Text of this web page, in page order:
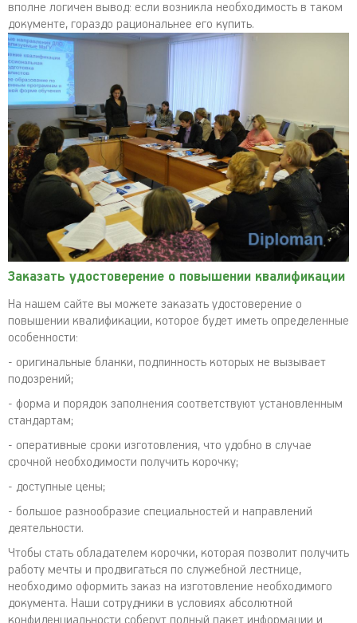
вполне логичен вывод: если возникла необходимость в таком
документе, гораздо рациональнее его купить.
Заказать удостоверение о повышении квалификации
На нашем сайте вы можете заказать удостоверение о
повышении квалификации, которое будет иметь определенные
особенности:
- оригинальные бланки, подлинность которых не вызывает
подозрений;
- форма и порядок заполнения соответствуют установленным
стандартам;
- оперативные сроки изготовления, что удобно в случае
срочной необходимости получить корочку;
- доступные цены;
- большое разнообразие специальностей и направлений
деятельности.
Чтобы стать обладателем корочки, которая позволит получить
работу мечты и продвигаться по служебной лестнице,
необходимо оформить заказ на изготовление необходимого
документа. Наши сотрудники в условиях абсолютной